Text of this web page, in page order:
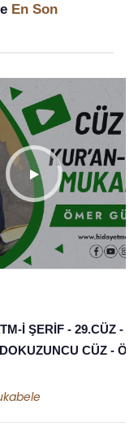
En Son
HD
-
- ÖMER